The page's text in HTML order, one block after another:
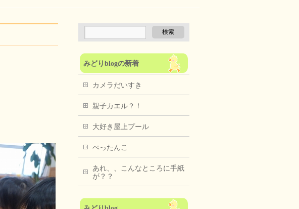
みどりblogの新着
カメラだいすき
親子カエル？！
大好き屋上プール
ぺったんこ
あれ、、こんなところに手紙
が？？